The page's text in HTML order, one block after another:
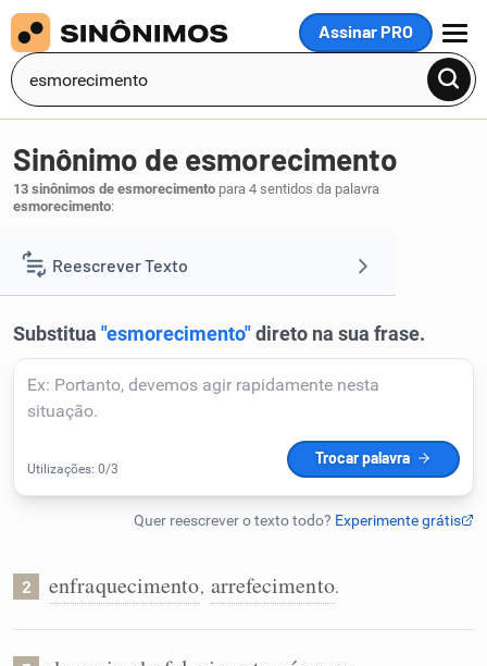
Assinar PRO
MENU
Reescrever Texto
Resumir Texto
Corrigir Texto
Humanizador de IA
Cata-letras
Sinônimo de esmorecimento
13 sinônimos de esmorecimento para 4 sentidos da palavra
esmorecimento:
1 desânimo,desalento
2 enfraquecimento, arrefecimento.